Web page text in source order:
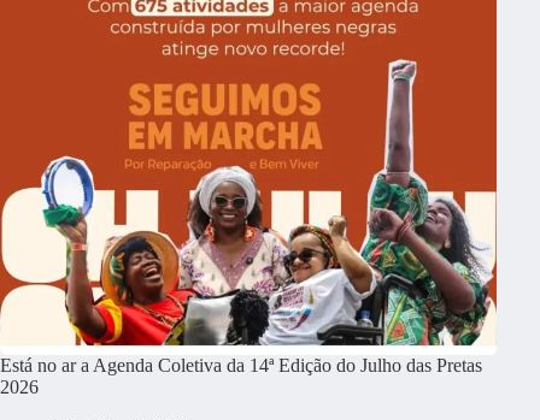
Está no ar a Agenda Coletiva da 14ª Edição do Julho das Pretas
2026